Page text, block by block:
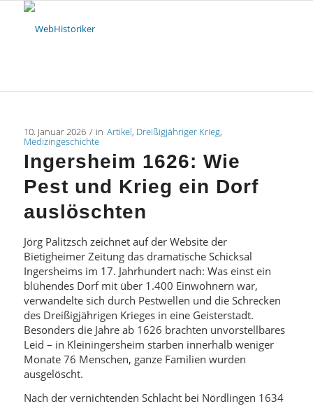
10. Januar 2026 / in Artikel, Dreißigjähriger Krieg,
Medizingeschichte
Ingersheim 1626: Wie
Pest und Krieg ein Dorf
auslöschten
Jörg Palitzsch zeichnet auf der Website der
Bietigheimer Zeitung das dramatische Schicksal
Ingersheims im 17. Jahrhundert nach: Was einst ein
blühendes Dorf mit über 1.400 Einwohnern war,
verwandelte sich durch Pestwellen und die Schrecken
des Dreißigjährigen Krieges in eine Geisterstadt.
Besonders die Jahre ab 1626 brachten unvorstellbares
Leid – in Kleiningersheim starben innerhalb weniger
Monate 76 Menschen, ganze Familien wurden
ausgelöscht.
Nach der vernichtenden Schlacht bei Nördlingen 1634